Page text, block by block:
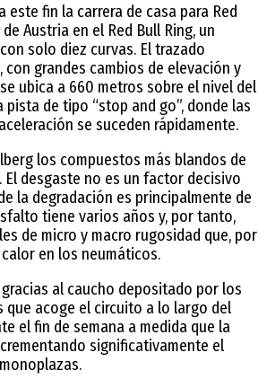
este fin la carrera de casa para Red
Austria en el Red Bull Ring, un
solo diez curvas. El trazado
grandes cambios de elevación y
ubica a 660 metros sobre el nivel del
pista de tipo “stop and go”, donde las
se suceden rápidamente.
los compuestos más blandos de
El desgaste no es un factor decisivo
la degradación es principalmente de
tiene varios años y, por tanto,
de micro y macro rugosidad que, por
en los neumáticos.
gracias al caucho depositado por los
que acoge el circuito a lo largo del
el fin de semana a medida que la
significativamente el